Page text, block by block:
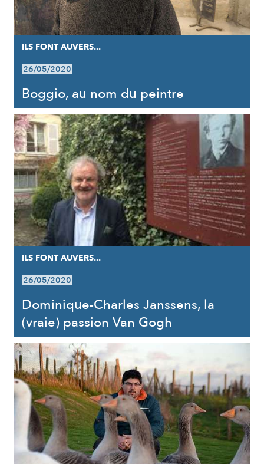
ILS FONT AUVERS...
26/05/2020
Boggio, au nom du peintre
ILS FONT AUVERS...
26/05/2020
Dominique-Charles Janssens, la
(vraie) passion Van Gogh